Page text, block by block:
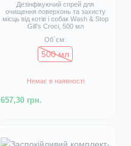
Дезінфікуючий спрей для
очищення поверхонь та захисту
місць від котів і собак Wash & Stop
Gill’s Croci, 500 мл
Об`єм:
500 мл
Немає в наявності
657,30 грн.